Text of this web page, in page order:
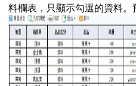
料欄表，只顯示勾選的資料。